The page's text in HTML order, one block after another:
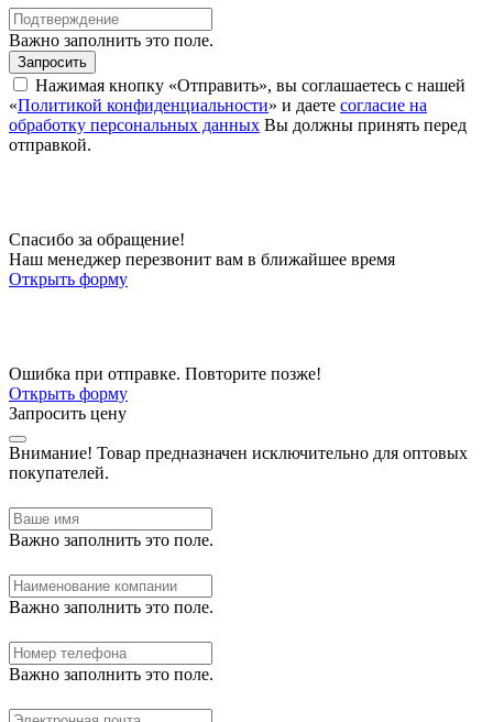
Важно заполнить это поле.
Запросить
Нажимая кнопку «Отправить», вы соглашаетесь с нашей
«Политикой конфиденциальности» и даете согласие на
обработку персональных данных Вы должны принять перед
отправкой.
Спасибо за обращение!
Наш менеджер перезвонит вам в ближайшее время
Открыть форму
Ошибка при отправке. Повторите позже!
Открыть форму
Запросить цену
Внимание! Товар предназначен исключительно для оптовых
покупателей.
Важно заполнить это поле.
Важно заполнить это поле.
Важно заполнить это поле.